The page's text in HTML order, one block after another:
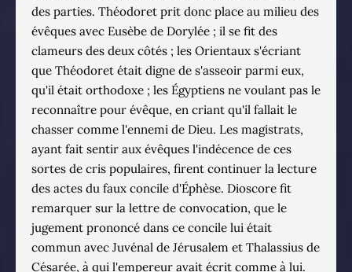
des parties. Théodoret prit donc place au milieu des
évêques avec Eusèbe de Dorylée ; il se fit des
clameurs des deux côtés ; les Orientaux s'écriant
que Théodoret était digne de s'asseoir parmi eux,
qu'il était orthodoxe ; les Égyptiens ne voulant pas le
reconnaître pour évêque, en criant qu'il fallait le
chasser comme l'ennemi de Dieu. Les magistrats,
ayant fait sentir aux évêques l'indécence de ces
sortes de cris populaires, firent continuer la lecture
des actes du faux concile d'Éphèse. Dioscore fit
remarquer sur la lettre de convocation, que le
jugement prononcé dans ce concile lui était
commun avec Juvénal de Jérusalem et Thalassius de
Césarée, à qui l'empereur avait écrit comme à lui.